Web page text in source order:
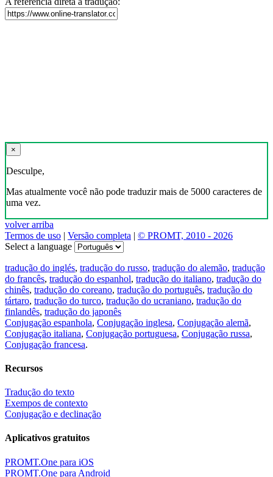
×
Desculpe,
Mas atualmente você não pode traduzir mais de 5000 caracteres de
uma vez.
volver arriba
Termos de uso | Versão completa | © PROMT, 2010 - 2026
Select a language
tradução do inglés, tradução do russo, tradução do alemão, tradução
do francês, tradução do espanhol, tradução do italiano, tradução do
chinês, tradução do coreano, tradução do português, tradução do
tártaro, tradução do turco, tradução do ucraniano, tradução do
finlandês, tradução do japonês
Conjugação espanhola, Conjugação inglesa, Conjugação alemã,
Conjugação italiana, Conjugação portuguesa, Conjugação russa,
Conjugação francesa.
Recursos
Tradução do texto
Exempos de contexto
Conjugação e declinação
Aplicativos gratuitos
PROMT.One para iOS
PROMT.One para Android